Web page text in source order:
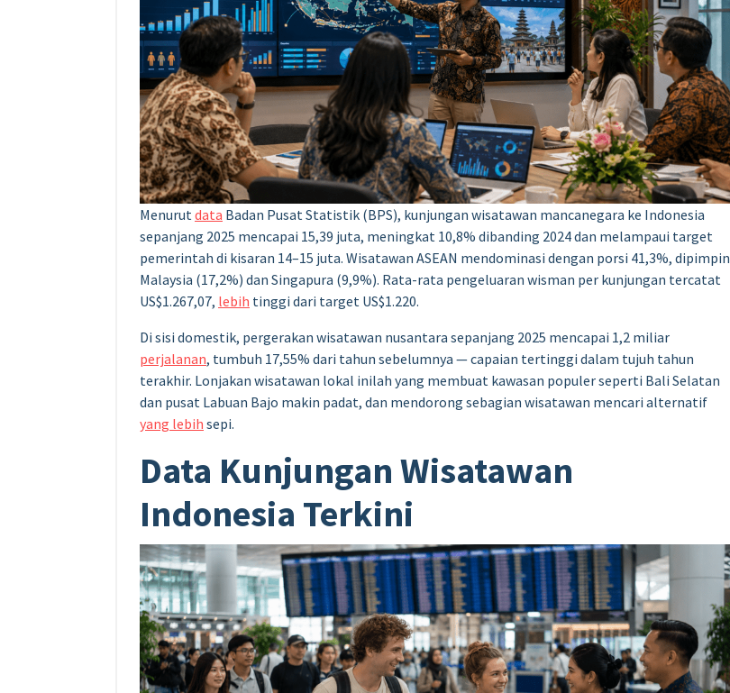
Menurutdata Badan Pusat Statistik (BPS), kunjungan wisatawan mancanegara ke Indonesia
sepanjang 2025 mencapai 15,39 juta, meningkat 10,8% dibanding 2024 dan melampaui target
pemerintah di kisaran 14–15 juta. Wisatawan ASEAN mendominasi dengan porsi 41,3%, dipimpin
Malaysia (17,2%) dan Singapura (9,9%). Rata-rata pengeluaran wisman per kunjungan tercatat
US$1.267,07, lebih tinggi dari target US$1.220.
Di sisi domestik, pergerakan wisatawan nusantara sepanjang 2025 mencapai 1,2 miliar
perjalanan, tumbuh 17,55% dari tahun sebelumnya — capaian tertinggi dalam tujuh tahun
terakhir. Lonjakan wisatawan lokal inilah yang membuat kawasan populer seperti Bali Selatan
dan pusat Labuan Bajo makin padat, dan mendorong sebagian wisatawan mencari alternatif
yang lebih sepi.
Data Kunjungan Wisatawan
Indonesia Terkini